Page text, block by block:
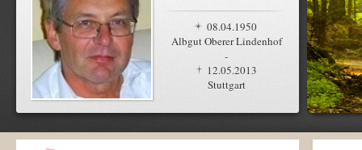
08.04.1950
Albgut Oberer Lindenhof
-
12.05.2013
Stuttgart